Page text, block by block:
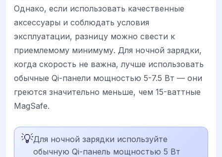
Однако, если использовать качественные
аксессуары и соблюдать условия
эксплуатации, разницу можно свести к
приемлемому минимуму. Для ночной зарядки,
когда скорость не важна, лучше использовать
обычные Qi-панели мощностью 5-7.5 Вт — они
греются значительно меньше, чем 15-ваттные
MagSafe.
💡Для ночной зарядки используйте
обычную Qi-панель мощностью 5 Вт